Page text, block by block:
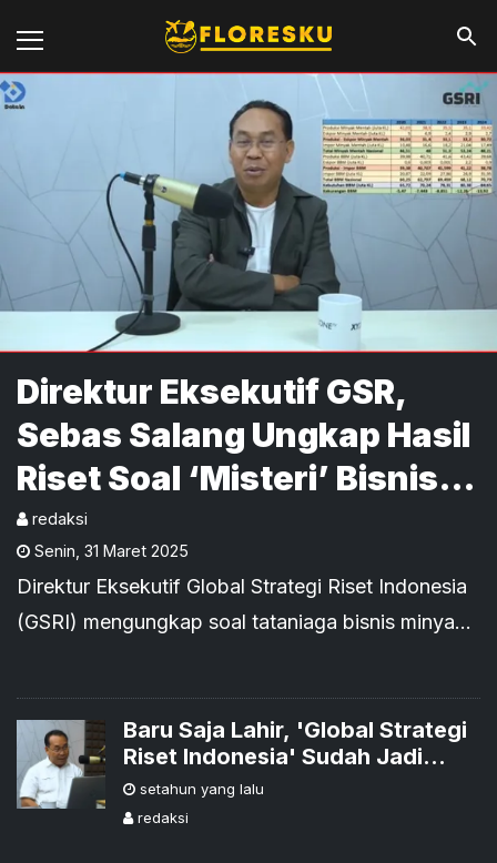
Direktur Eksekutif GSR,
Sebas Salang Ungkap Hasil
Riset Soal ‘Misteri’ Bisnis
Minyak dan Gas di
Indonesia
redaksi
Senin 31 Maret 2025
Direktur Eksekutif Global Strategi Riset Indonesia
(GSRI) mengungkap soal tataniaga bisnis minyak
permainan penuh misteri atau modus korupsi yang
sulit terdeteksi.Baru Saja Lahir, 'Global Strategi
Riset Indonesia' Sudah Jadi
Kancah Perbincangan Publik
setahun yang lalu
redaksi